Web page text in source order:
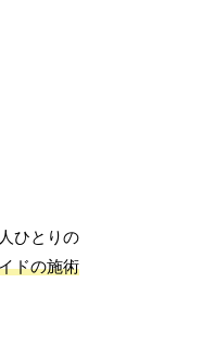
ひとりの
ドの施術